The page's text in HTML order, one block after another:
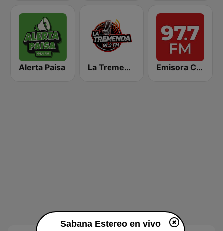
Alerta Paisa La Tremenda 91.3 FM Pereira Emisora Cultural RAC
Sabana Estereo en vivo